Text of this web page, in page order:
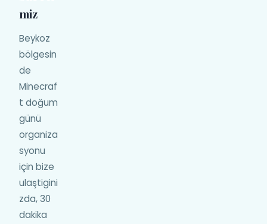
miz
Beykoz
bölgesin
de
Minecraf
t doğum
günü
organiza
syonu
için bize
ulaştigini
zda, 30
dakika